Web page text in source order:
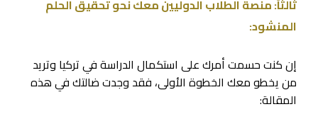
ثالثاً: منصة الطلاب الدوليين معك نحو تحقيق الحلم
المنشود:
إن كنت حسمت أمرك على استكمال الدراسة في تركيا وتريد
من يخطو معك الخطوة الأولى، فقد وجدت ضالتك في هذه
المقالة: